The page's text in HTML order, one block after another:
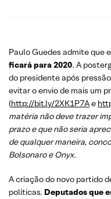
Paulo Guedes admite que
ficará para 2020. A
do presidente após
evitar o envio de mais um
(http://bit.ly/2XK1P7Ae
matéria não deve trazer
prazo e que não seria
de qualquer maneira,
Bolsonaro e Onyx.
A criação do novo partido
políticas. Deputados que